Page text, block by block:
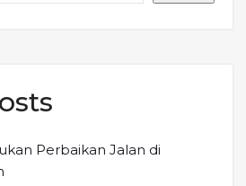
Perbaikan Jalan di